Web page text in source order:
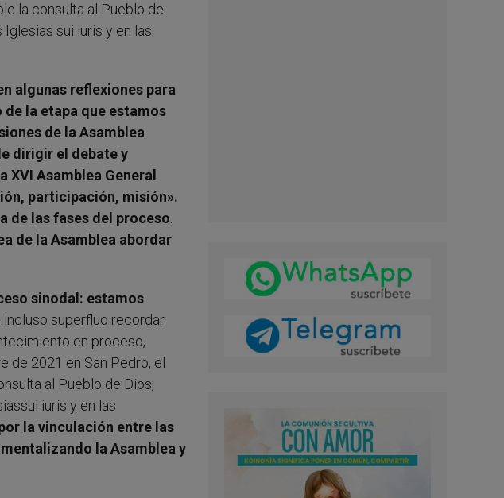
la consulta al Pueblo de
sui iuris y en las
algunas reflexiones para
la etapa que estamos
de la Asamblea
dirigir el debate y
Asamblea General
participación, misión».
de las fases del proceso
de la Asamblea abordar
sinodal: estamos
incluso superfluo recordar
en proceso,
de 2021 en San Pedro, el
al Pueblo de Dios,
iuris y en las
la vinculación entre las
la Asamblea y